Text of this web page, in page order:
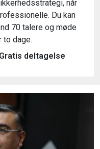
når
Du kan
70 talere og møde
to dage.
deltagelse